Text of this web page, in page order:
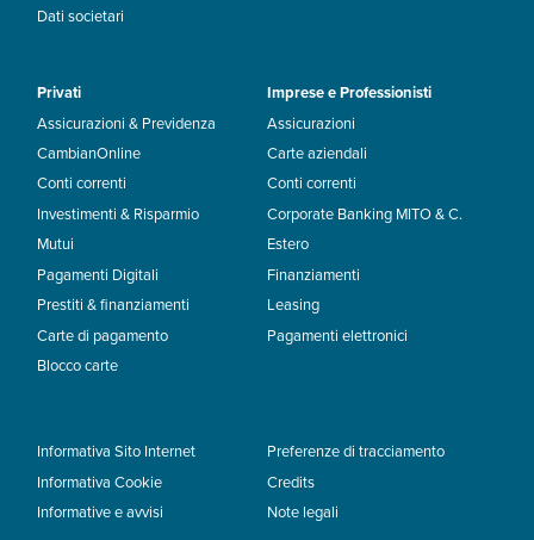
Dati societari
Privati
Assicurazioni & Previdenza
CambianOnline
Conti correnti
Investimenti & Risparmio
Mutui
Pagamenti Digitali
Prestiti & finanziamenti
Carte di pagamento
Blocco carte
Imprese e Professionisti
Assicurazioni
Carte aziendali
Conti correnti
Corporate Banking MITO & C.
Estero
Finanziamenti
Leasing
Pagamenti elettronici
Informativa Sito Internet
Informativa Cookie
Informative e avvisi
Preferenze di tracciamento
Credits
Note legali